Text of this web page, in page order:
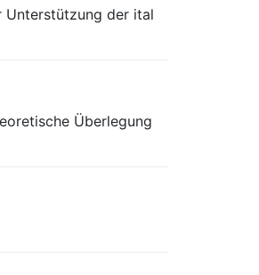
Unterstützung der ital
Überlegung